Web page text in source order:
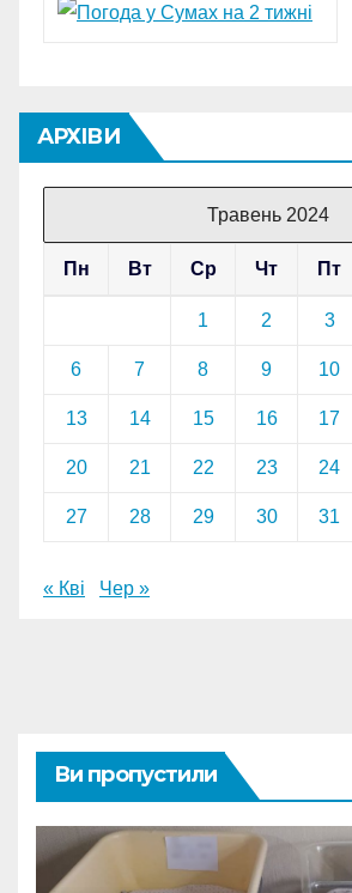
АРХІВИ
Травень 2024
Пн Вт Ср Чт Пт
1 2 3
6 7 8 9 10
13 14 15 16 17
20 21 22 23 24
27 28 29 30 31
« Кві Чер »
Ви пропустили